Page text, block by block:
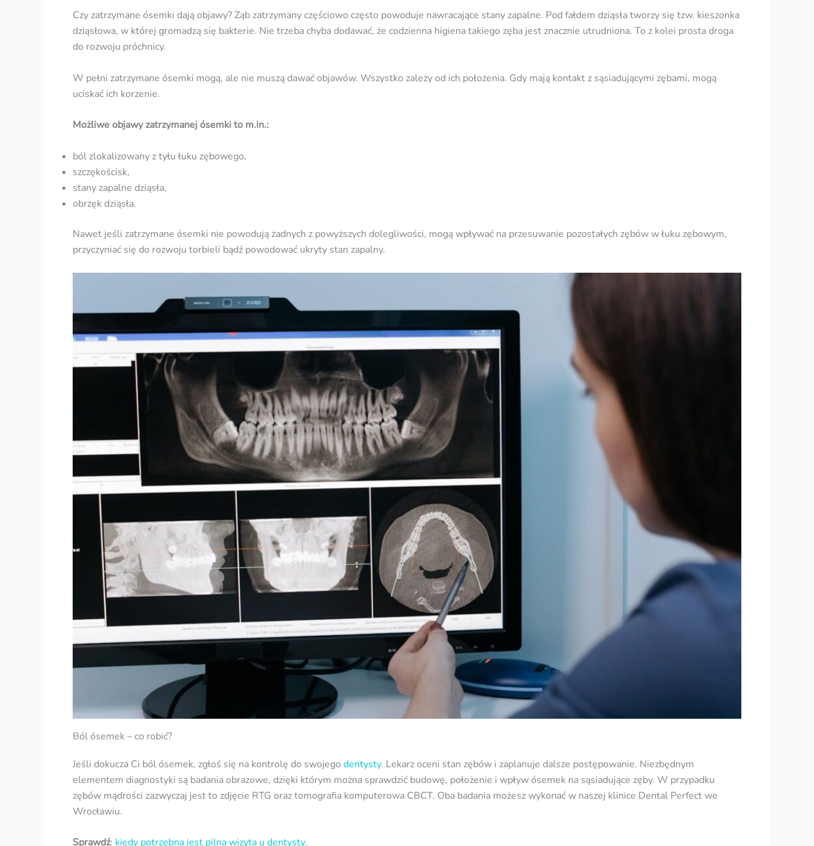
Czy zatrzymane ósemki dają objawy? Ząb zatrzymany częściowo często powoduje nawracające stany zapalne. Pod fałdem dziąsła tworzy się tzw. kieszonka
dziąsłowa, w której gromadzą się bakterie. Nie trzeba chyba dodawać, że codzienna higiena takiego zęba jest znacznie utrudniona. To z kolei prosta droga
do rozwoju próchnicy.
W pełni zatrzymane ósemki mogą, ale nie muszą dawać objawów. Wszystko zależy od ich położenia. Gdy mają kontakt z sąsiadującymi zębami, mogą
uciskać ich korzenie.
Możliweobjawy zatrzymanej ósemkito m.in.:
ból zlokalizowany z tyłu łuku zębowego,
szczękościsk,
stany zapalne dziąsła,
obrzęk dziąsła.
Nawet jeśli zatrzymane ósemki nie powodują żadnych z powyższych dolegliwości, mogą wpływać na przesuwanie pozostałych zębów w łuku zębowym,
przyczyniać się do rozwoju torbieli bądź powodować ukryty stan zapalny.
Ból ósemek – co robić?
Jeśli dokucza Ci ból ósemek, zgłoś się na kontrolę do swojego dentysty. Lekarz oceni stan zębów i zaplanuje dalsze postępowanie. Niezbędnym
elementem diagnostyki są badania obrazowe, dzięki którym można sprawdzić budowę, położenie i wpływ ósemek na sąsiadujące zęby. W przypadku
zębów mądrości zazwyczaj jest to zdjęcie RTG oraz tomografia komputerowa CBCT. Oba badania możesz wykonać w naszej klinice Dental Perfect we
Wrocławiu.
Sprawdź: kiedy potrzebna jest pilna wizyta u dentysty.